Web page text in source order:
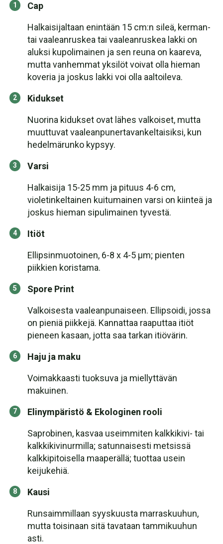
Cap
Halkaisijaltaan enintään 15 cm:n sileä, kerman-
tai vaaleanruskea tai vaaleanruskea lakki on
aluksi kupolimainen ja sen reuna on kaareva,
mutta vanhemmat yksilöt voivat olla hieman
koveria ja joskus lakki voi olla aaltoileva.
Kidukset
Nuorina kidukset ovat lähes valkoiset, mutta
muuttuvat vaaleanpunertavankeltaisiksi, kun
hedelmärunko kypsyy.
Varsi
Halkaisija 15-25 mm ja pituus 4-6 cm,
violetinkeltainen kuitumainen varsi on kiinteä ja
joskus hieman sipulimainen tyvestä.
Itiöt
Ellipsinmuotoinen, 6-8 x 4-5 µm; pienten
piikkien koristama.
Spore Print
Valkoisesta vaaleanpunaiseen. Ellipsoidi, jossa
on pieniä piikkejä. Kannattaa raaputtaa itiöt
pieneen kasaan, jotta saa tarkan itiövärin.
Haju ja maku
Voimakkaasti tuoksuva ja miellyttävän
makuinen.
Elinympäristö & Ekologinen rooli
Saprobinen, kasvaa useimmiten kalkkikivi- tai
kalkkikivinurmilla; satunnaisesti metsissä
kalkkipitoisella maaperällä; tuottaa usein
keijukehiä.
Kausi
Runsaimmillaan syyskuusta marraskuuhun,
mutta toisinaan sitä tavataan tammikuuhun
asti.